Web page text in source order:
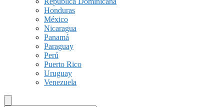
Honduras
México
Nicaragua
Panamá
Paraguay
Perú
Puerto Rico
Uruguay
Venezuela